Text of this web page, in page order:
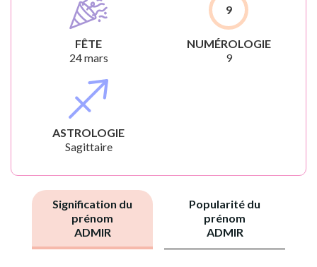
FÊTE
24 mars
9
NUMÉROLOGIE
9
ASTROLOGIE
Sagittaire
Signification du
prénom
ADMIR
Popularité du
prénom
ADMIR